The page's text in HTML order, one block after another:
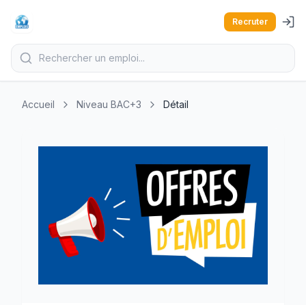
Recruter
Accueil Niveau BAC+3 Détail